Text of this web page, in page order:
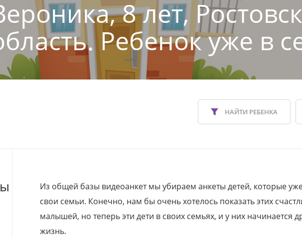
8 лет,
Ребенок уже в
НАЙТИ РЕБЕНКА
Из общей базы видеоанкет мы убираем анкеты детей, которые
свои семьи. Конечно, нам бы очень хотелось показать этих
малышей, но теперь эти дети в своих семьях, и у них начинается
жизнь.